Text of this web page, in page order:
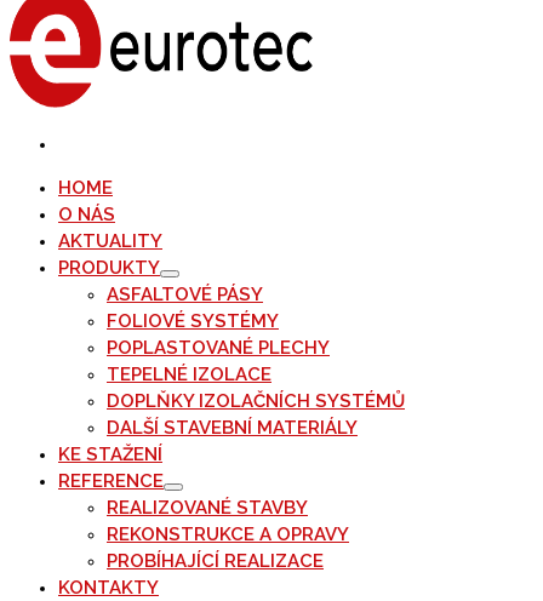
HOME
O NÁS
AKTUALITY
PRODUKTY
ASFALTOVÉ PÁSY
FOLIOVÉ SYSTÉMY
POPLASTOVANÉ PLECHY
TEPELNÉ IZOLACE
DOPLŇKY IZOLAČNÍCH SYSTÉMŮ
DALŠÍ STAVEBNÍ MATERIÁLY
KE STAŽENÍ
REFERENCE
REALIZOVANÉ STAVBY
REKONSTRUKCE A OPRAVY
PROBÍHAJÍCÍ REALIZACE
KONTAKTY